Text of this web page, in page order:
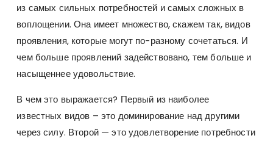
из самых сильных потребностей и самых сложных в
воплощении. Она имеет множество, скажем так, видов
проявления, которые могут по-разному сочетаться. И
чем больше проявлений задействовано, тем больше и
насыщеннее удовольствие.
В чем это выражается? Первый из наиболее
известных видов – это доминирование над другими
через силу. Второй — это удовлетворение потребности